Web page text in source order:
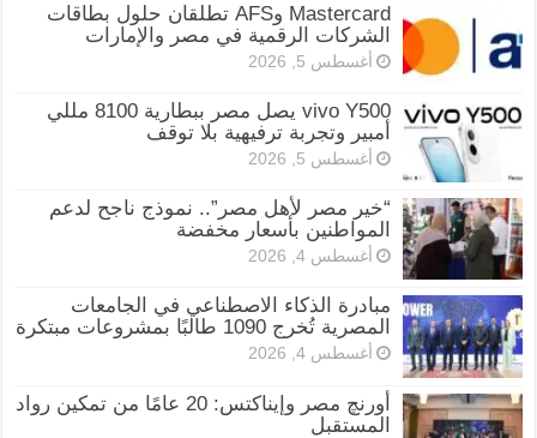
Mastercard وAFS تطلقان حلول بطاقات
الشركات الرقمية في مصر والإمارات
أغسطس 5, 2026
vivo Y500 يصل مصر ببطارية 8100 مللي
أمبير وتجربة ترفيهية بلا توقف
أغسطس 5, 2026
“خير مصر لأهل مصر”.. نموذج ناجح لدعم
المواطنين بأسعار مخفضة
أغسطس 4, 2026
مبادرة الذكاء الاصطناعي في الجامعات
المصرية تُخرج 1090 طالبًا بمشروعات مبتكرة
أغسطس 4, 2026
أورنچ مصر وإيناكتس: 20 عامًا من تمكين رواد
المستقبل